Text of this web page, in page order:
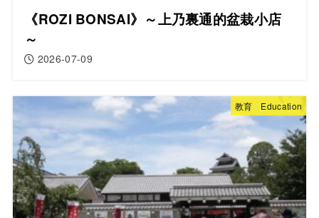
《ROZI BONSAI》～上乃裏通的盆栽小店
～
2026-07-09
教育 Education